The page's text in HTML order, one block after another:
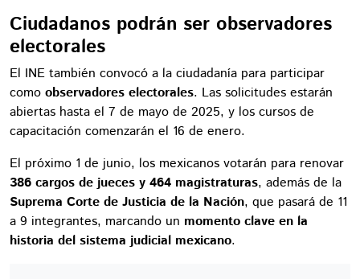
Ciudadanos podrán ser observadores
electorales
El INE también convocó a la ciudadanía para participar
como observadores electorales. Las solicitudes estarán
abiertas hasta el 7 de mayo de 2025, y los cursos de
capacitación comenzarán el 16 de enero.
El próximo 1 de junio, los mexicanos votarán para renovar
386 cargos de jueces y 464 magistraturas, además de la
Suprema Corte de Justicia de la Nación, que pasará de 11
a 9 integrantes, marcando un momento clave en la
historia del sistema judicial mexicano.